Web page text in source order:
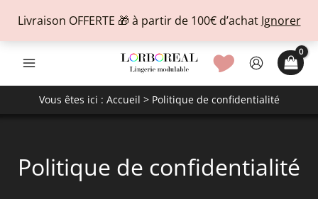
Livraison OFFERTE 🎁 à partir de 100€ d’achat Ignorer
contenu
🎔
Vous êtes ici : Accueil > Politique de confidentialité
Politique de confidentialité